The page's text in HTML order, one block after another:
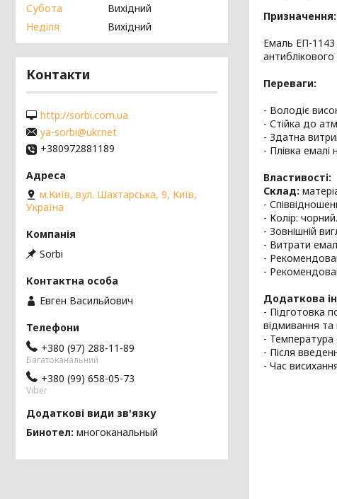
Призначення:
Емаль ЕП-
Переваги:
- Володіє
- Стійка до
- Здатна
- Плівка емалі
Властивості:
Склад:
-
- Колір: чорний.
- Зовнішній
- Витрати
-
-
Додаткова
- Підготовка
відмивання та
-
- Після
- Час
Субота
Вихідний
Неділя
Вихідний
Контакти
http://sorbi.com.ua
ya-sorbi@ukr.net
+380972881189
м.Київ, вул. Шахтарська, 9, Київ,
Україна
Sorbi
Евген Васильйович
+380 (97) 288-11-89
Багатоканальний
+380 (99) 658-05-73
Viber
Бинотел многоканальный